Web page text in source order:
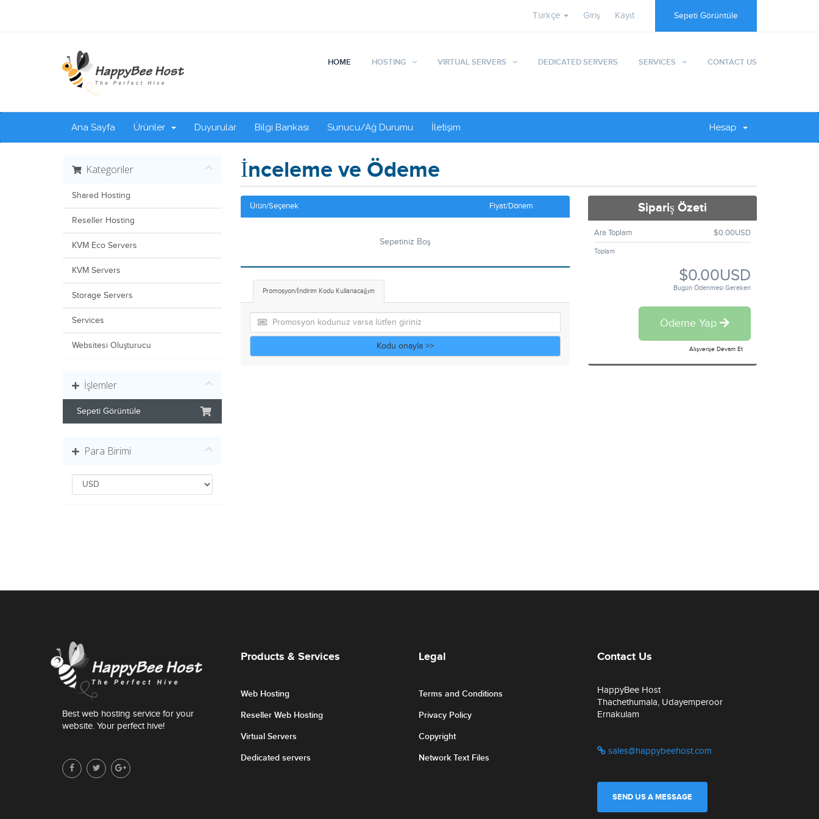
Türkçe Giriş Kayıt Sepeti Görüntüle
HOME HOSTING VIRTUAL SERVERS DEDICATED SERVERS SERVICES CONTACT US
Ana Sayfa Ürünler Duyurular Bilgi Bankası Sunucu/Ağ Durumu İletişim Hesap
Kategoriler
Shared Hosting
Reseller Hosting
KVM Eco Servers
KVM Servers
Storage Servers
Services
Websitesi Oluşturucu
İşlemler
Sepeti Görüntüle
Para Birimi
İnceleme ve Ödeme
Ürün/Seçenek Fiyat/Dönem
Sepetiniz Boş
Promosyon/İndirim Kodu Kullanacağım
Kodu onayla >>
Sipariş Özeti
Ara Toplam $0.00USD
Toplam
$0.00USD
Bugün Ödenmesi Gereken
Ödeme Yap
Alışverişe Devam Et
Best web hosting service for your
website. Your perfect hive!
Products & Services
Web Hosting
Reseller Web Hosting
Virtual Servers
Dedicated servers
Legal
Terms and Conditions
Privacy Policy
Copyright
Network Text Files
Contact Us
HappyBee Host
Thachethumala, Udayemperoor
Ernakulam
sales@happybeehost.com
SEND US A MESSAGE